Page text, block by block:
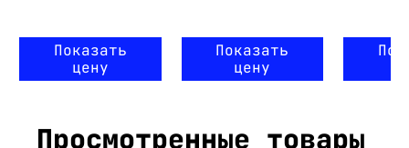
Показать
цену
Показать
цену
Просмотренные товары